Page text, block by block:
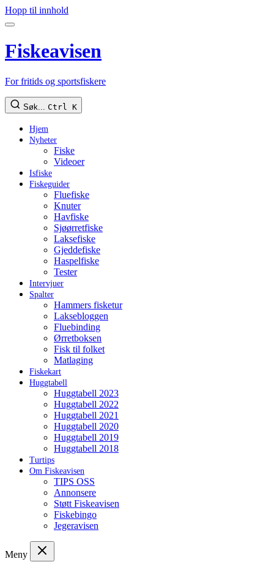
Hopp til innhold
Fiskeavisen
For fritids og sportsfiskere
Søk... Ctrl K
Hjem
Nyheter
Fiske
Videoer
Isfiske
Fiskeguider
Fluefiske
Knuter
Havfiske
Sjøørretfiske
Laksefiske
Gjeddefiske
Haspelfiske
Tester
Intervjuer
Spalter
Hammers fisketur
Laksebloggen
Fluebinding
Ørretboksen
Fisk til folket
Matlaging
Fiskekart
Huggtabell
Huggtabell 2023
Huggtabell 2022
Huggtabell 2021
Huggtabell 2020
Huggtabell 2019
Huggtabell 2018
Turtips
Om Fiskeavisen
TIPS OSS
Annonsere
Støtt Fiskeavisen
Fiskebingo
Jegeravisen
Meny